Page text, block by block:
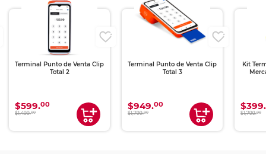
Terminal Punto de Venta Clip
Total 2
$599.00
$1,499.00
Terminal Punto de Venta Clip
Total 3
$949.00
$1,799.00
Kit
$399.
$1,799.00